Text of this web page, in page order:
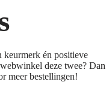
keurmerk én positieve
deze twee? Dan
meer bestellingen!